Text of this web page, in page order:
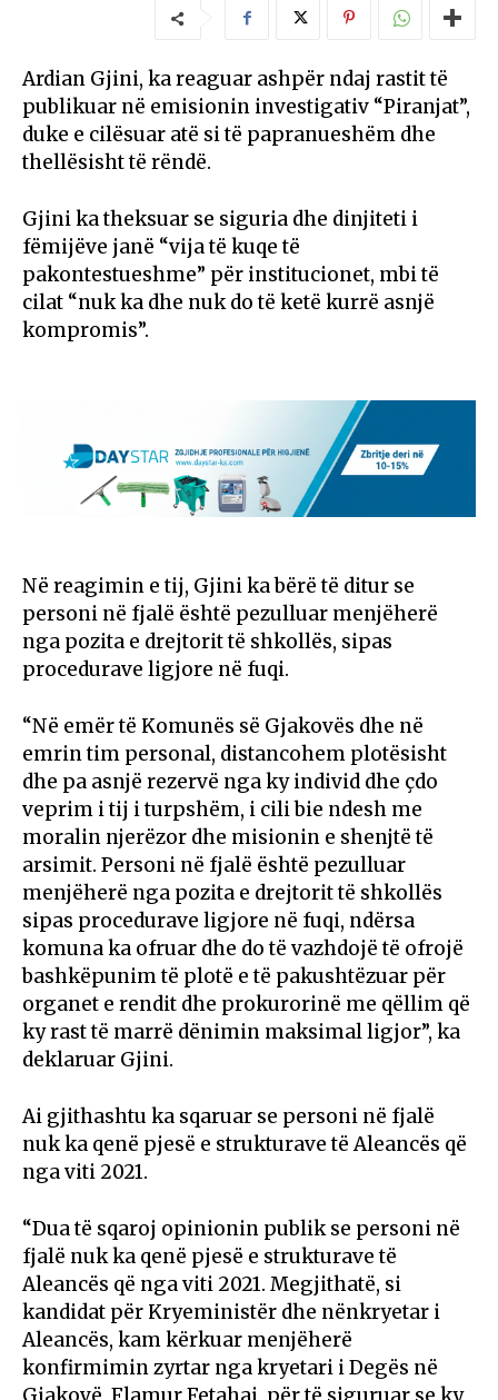
Ardian Gjini, ka reaguar ashpër ndaj rastit të
publikuar në emisionin investigativ “Piranjat”,
duke e cilësuar atë si të papranueshëm dhe
thellësisht të rëndë.
Gjini ka theksuar se siguria dhe dinjiteti i
fëmijëve janë “vija të kuqe të
pakontestueshme” për institucionet, mbi të
cilat “nuk ka dhe nuk do të ketë kurrë asnjë
kompromis”.
Në reagimin e tij, Gjini ka bërë të ditur se
personi në fjalë është pezulluar menjëherë
nga pozita e drejtorit të shkollës, sipas
procedurave ligjore në fuqi.
“Në emër të Komunës së Gjakovës dhe në
emrin tim personal, distancohem plotësisht
dhe pa asnjë rezervë nga ky individ dhe çdo
veprim i tij i turpshëm, i cili bie ndesh me
moralin njerëzor dhe misionin e shenjtë të
arsimit. Personi në fjalë është pezulluar
menjëherë nga pozita e drejtorit të shkollës
sipas procedurave ligjore në fuqi, ndërsa
komuna ka ofruar dhe do të vazhdojë të ofrojë
bashkëpunim të plotë e të pakushtëzuar për
organet e rendit dhe prokurorinë me qëllim që
ky rast të marrë dënimin maksimal ligjor”, ka
deklaruar Gjini.
Ai gjithashtu ka sqaruar se personi në fjalë
nuk ka qenë pjesë e strukturave të Aleancës që
nga viti 2021.
“Dua të sqaroj opinionin publik se personi në
fjalë nuk ka qenë pjesë e strukturave të
Aleancës që nga viti 2021. Megjithatë, si
kandidat për Kryeministër dhe nënkryetar i
Aleancës, kam kërkuar menjëherë
konfirmimin zyrtar nga kryetari i Degës në